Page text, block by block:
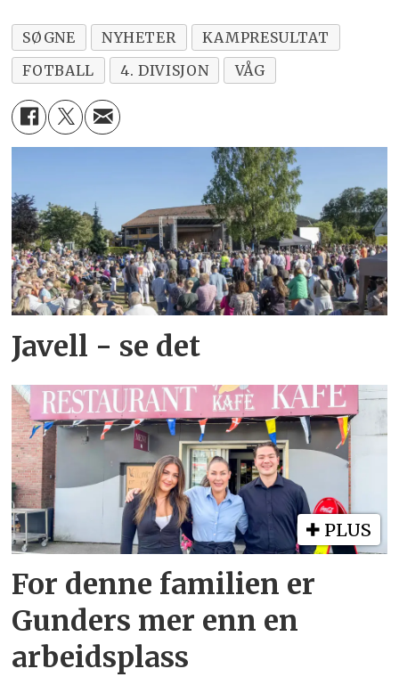
SØGNE NYHETER
KAMPRESULTAT
FOTBALL
4. DIVISJON VÅG
Javell - se det
PLUS
For denne familien er
Gunders mer enn en
arbeidsplass